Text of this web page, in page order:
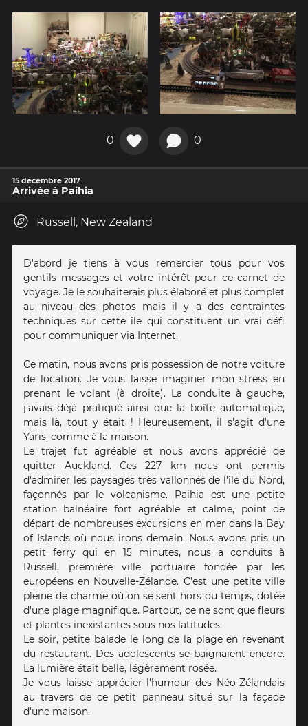
0 0
15 décembre 2017
Arrivée à Paihia
Russell, New Zealand
D'abord je tiens à vous remercier tous pour vos
gentils messages et votre intérêt pour ce carnet de
voyage. Je le souhaiterais plus élaboré et plus complet
au niveau des photos mais il y a des contraintes
techniques sur cette île qui constituent un vrai défi
pour communiquer via Internet.
Ce matin, nous avons pris possession de notre voiture
de location. Je vous laisse imaginer mon stress en
prenant le volant (à droite). La conduite à gauche,
j'avais déjà pratiqué ainsi que la boîte automatique,
mais là, tout y était ! Heureusement, il s'agit d'une
Yaris, comme à la maison.
Le trajet fut agréable et nous avons apprécié de
quitter Auckland. Ces 227 km nous ont permis
d'admirer les paysages très vallonnés de l'île du Nord,
façonnés par le volcanisme. Paihia est une petite
station balnéaire fort agréable et calme, point de
départ de nombreuses excursions en mer dans la Bay
of Islands où nous irons demain. Nous avons pris un
petit ferry qui en 15 minutes, nous a conduits à
Russell, première ville portuaire fondée par les
européens en Nouvelle-Zélande. C'est une petite ville
pleine de charme où on se sent hors du temps, dotée
d'une plage magnifique. Partout, ce ne sont que fleurs
et plantes inexistantes sous nos latitudes.
Le soir, petite balade le long de la plage en revenant
du restaurant. Des adolescents se baignaient encore.
La lumière était belle, légèrement rosée.
Je vous laisse apprécier l'humour des Néo-Zélandais
au travers de ce petit panneau situé sur la façade
d'une maison.